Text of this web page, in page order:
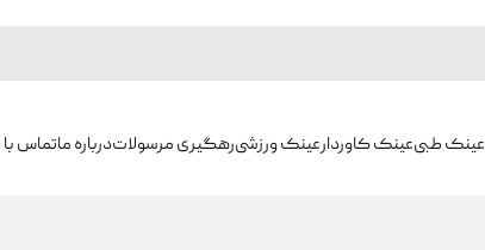
عینک طبیعینک کاوردارعینک ورزشیرهگیری مرسولاتدرباره ماتماس با